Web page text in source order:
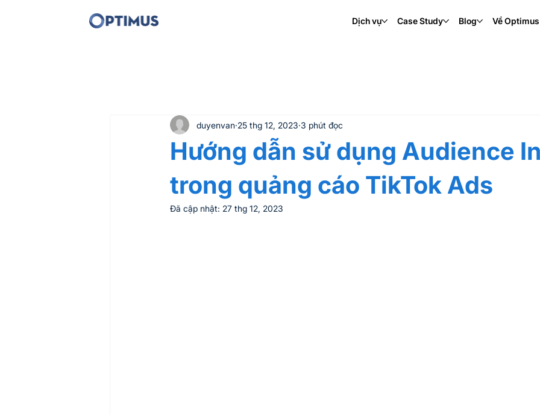
Dịch vụ Case Study Blog Về Optimus
Hướng dẫn sử dụng Audience
trong quảng cáo TikTok Ads
duyenvan 25 thg 12, 2023 3 phút đọc
Đã cập nhật: 27 thg 12, 2023